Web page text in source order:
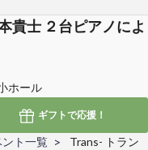
貴士 ２台ピアノによ
ホール
ギフトで応援！
ント一覧
Trans- トラン